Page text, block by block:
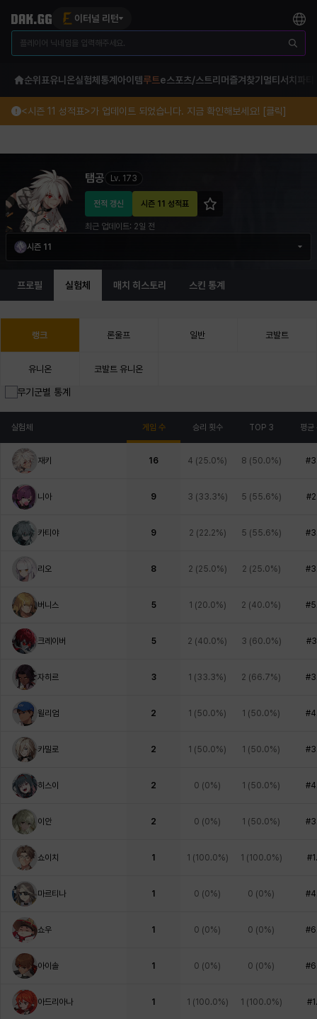
이터널 리턴
순위표유니온실험체 통계 아이템루트e스포츠/스트리머 즐겨찾기 멀티서치 파티
<시즌 11 성적표>가 업데이트 되었습니다. 지금 확인해보세요! [클릭]
탬공
Lv. 173
전적 갱신 시즌 11 성적표
최근 업데이트: 2일 전
시즌 11
프로필 실험체 매치 히스토리 스킨 통계
랭크 론울프 일반 코발트
유니온 코발트 유니온
무기군별 통계
실험체 게임 수 승리 횟수 TOP 3 평균
재키 16 4 (25.0%) 8 (50.0%)
니아 9 3 (33.3%) 5 (55.6%)
카티야 9 2 (22.2%) 5 (55.6%)
리오 8 2 (25.0%) 2 (25.0%)
버니스 5 1 (20.0%) 2 (40.0%)
크레이버 5 2 (40.0%) 3 (60.0%)
자히르 3 1 (33.3%) 2 (66.7%)
윌리엄 2 1 (50.0%) 1 (50.0%)
카밀로 2 1 (50.0%) 1 (50.0%)
히스이 2 0 (0%) 1 (50.0%)
이안 2 0 (0%) 1 (50.0%)
쇼이치 1 1 (100.0%) 1 (100.0%)
마르티나 1 0 (0%) 0 (0%)
쇼우 1 0 (0%) 0 (0%)
아이솔 1 0 (0%) 0 (0%)
아드리아나 1 1 (100.0%) 1 (100.0%)